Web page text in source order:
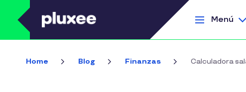
Pasar al contenido principal
Menú
Home Blog Finanzas Calculadora